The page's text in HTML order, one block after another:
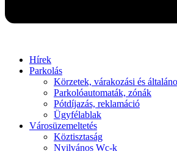
Hírek
Parkolás
Körzetek, várakozási és
Parkolóautomaták, zónák
Pótdíjazás, reklamáció
Ügyfélablak
Városüzemeltetés
Köztisztaság
Nyilvános Wc-k